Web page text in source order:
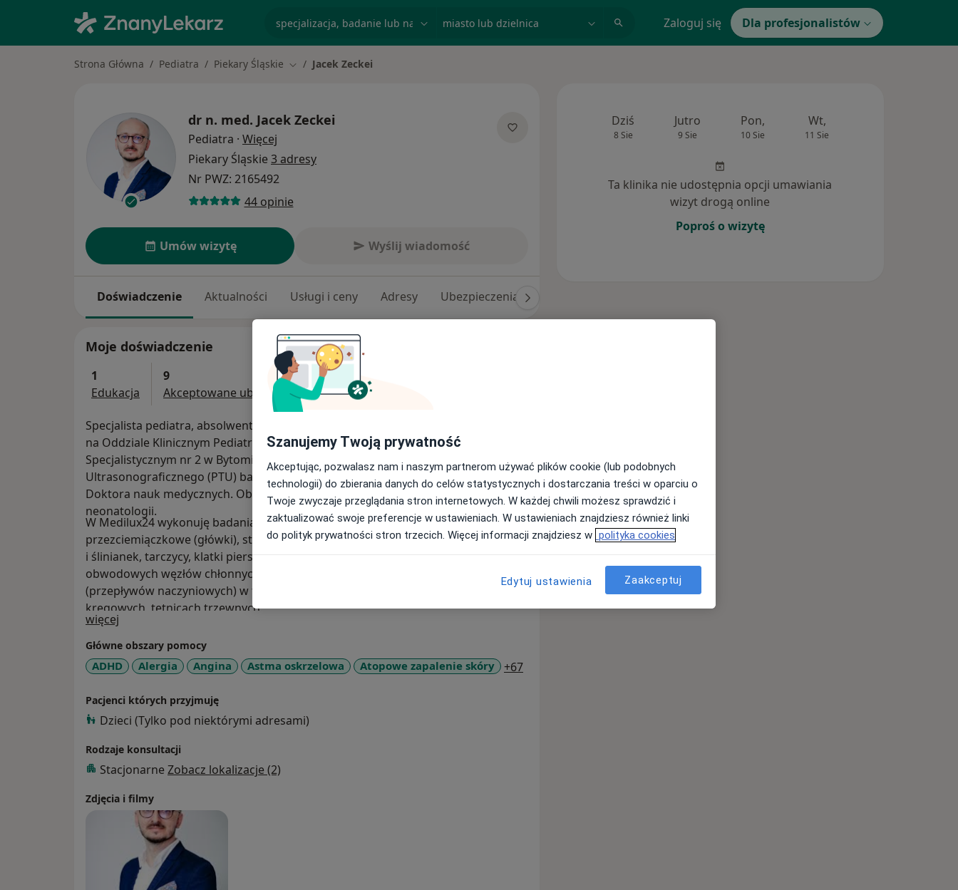
Zaloguj się Dla profesjonalistów
Strona Główna Pediatra Piekary Śląskie Zmień miasto
Jacek Zeckei
dr n. med. Jacek Zeckei
Pediatra · Więcej
Piekary Śląskie 3 adresy
Nr PWZ: 2165492
44 opinie
Umów wizytę Wyślij wiadomość
Doświadczenie Aktualności Usługi i ceny Adresy Ubezpieczenia
Moje doświadczenie
1
Edukacja
9
Akceptowane ubezpieczenia
Specjalista pediatra, absolwent Śląskiej Akademii Medycznej, na co dzień pracuję
na Oddziale Klinicznym Pediatrii Śląskiego Uniwesytetu Medycznego w Szpitalu
Specjalistycznym nr 2 w Bytomiu. Posiadam Certyfikat Polskiego Towarzystwa
Ultrasonograficznego (PTU) badań USG w pediatrii. W 2024 r. otrzymałem stopień
Doktora nauk medycznych. Obecnie jestem w trakcie kolejnej specjalizacji – z
neonatologii.
W Medilux24 wykonuję badania USG dla dzieci: jamy brzusznej,
przezciemiączkowe (główki), stawów biodrowych, szyi z oceną węzłów chłonnych
i ślinianek, tarczycy, klatki piersiowej z oceną płuc, moszny z oceną jąder,
obwodowych węzłów chłonnych, tkanek miękkich oraz badania dopplerowskie
(przepływów naczyniowych) w tętnicach nerkowych, tętnicach szyjnych, tętnicach
kręgowych, tetnicach trzewnych.
więcej
Główne obszary pomocy
ADHD Alergia Angina Astma oskrzelowa Atopowe zapalenie skóry +67a11y_sr_more_diseases
Pacjenci których przyjmuję
Dzieci (Tylko pod niektórymi adresami)
Rodzaje konsultacji
Stacjonarne Zobacz lokalizacje (2)
Zdjęcia i filmy
Dziś
8 Sie
Jutro
9 Sie
Pon,
10 Sie
Wt,
11 Sie
Ta klinika nie udostępnia opcji umawiania
wizyt drogą online
Poproś o wizytę
Szanujemy Twoją prywatność
Akceptując, pozwalasz nam i naszym partnerom używać plików cookie (lub podobnych
technologii) do zbierania danych do celów statystycznych i dostarczania treści w oparciu o
Twoje zwyczaje przeglądania stron internetowych. W każdej chwili możesz sprawdzić i
zaktualizować swoje preferencje w ustawieniach. W ustawieniach znajdziesz również linki
do polityk prywatności stron trzecich. Więcej informacji znajdziesz w polityka cookies
Edytuj ustawienia Zaakceptuj